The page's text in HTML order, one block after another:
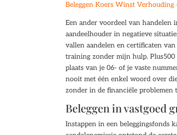
Beleggen Koers Winst
Een ander voordeel van handelen
aandeelhouder in negatieve
vallen aandelen en certificaten
training zonder mijn hulp.
plaats van je 06- of je vaste
nooit met één enkel woord over
zonder in de financiële problemen
Beleggen in vastgoed
Instappen in een beleggingsfonds